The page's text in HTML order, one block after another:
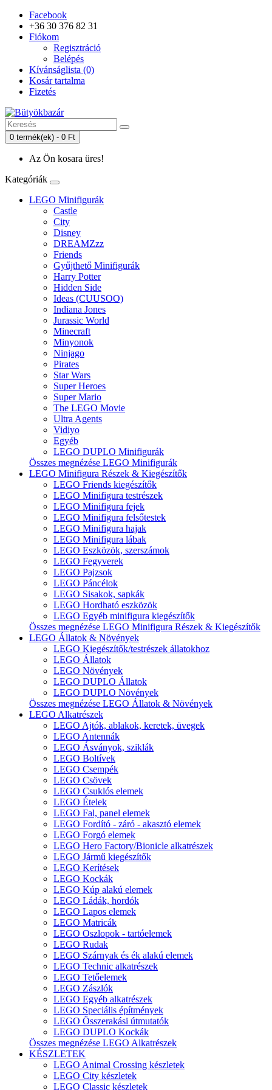
Facebook
+36 30 376 82 31
Fiókom
Regisztráció
Belépés
Kívánságlista (0)
Kosár tartalma
Fizetés
0 termék(ek) - 0 Ft
Az Ön kosara üres!
Kategóriák
LEGO Minifigurák
Castle
City
Disney
DREAMZzz
Friends
Gyűjthető Minifigurák
Harry Potter
Hidden Side
Ideas (CUUSOO)
Indiana Jones
Jurassic World
Minecraft
Minyonok
Ninjago
Pirates
Star Wars
Super Heroes
Super Mario
The LEGO Movie
Ultra Agents
Vidiyo
Egyéb
LEGO DUPLO Minifigurák
Összes megnézése LEGO Minifigurák
LEGO Minifigura Részek & Kiegészítők
LEGO Friends kiegészítők
LEGO Minifigura testrészek
LEGO Minifigura fejek
LEGO Minifigura felsőtestek
LEGO Minifigura hajak
LEGO Minifigura lábak
LEGO Eszközök, szerszámok
LEGO Fegyverek
LEGO Pajzsok
LEGO Páncélok
LEGO Sisakok, sapkák
LEGO Hordható eszközök
LEGO Egyéb minifigura kiegészítők
Összes megnézése LEGO Minifigura Részek & Kiegészítők
LEGO Állatok & Növények
LEGO Kiegészítők/testrészek állatokhoz
LEGO Állatok
LEGO Növények
LEGO DUPLO Állatok
LEGO DUPLO Növények
Összes megnézése LEGO Állatok & Növények
LEGO Alkatrészek
LEGO Ajtók, ablakok, keretek, üvegek
LEGO Antennák
LEGO Ásványok, sziklák
LEGO Boltívek
LEGO Csempék
LEGO Csövek
LEGO Csuklós elemek
LEGO Ételek
LEGO Fal, panel elemek
LEGO Fordító - záró - akasztó elemek
LEGO Forgó elemek
LEGO Hero Factory/Bionicle alkatrészek
LEGO Jármű kiegészítők
LEGO Kerítések
LEGO Kockák
LEGO Kúp alakú elemek
LEGO Ládák, hordók
LEGO Lapos elemek
LEGO Matricák
LEGO Oszlopok - tartóelemek
LEGO Rudak
LEGO Szárnyak és ék alakú elemek
LEGO Technic alkatrészek
LEGO Tetőelemek
LEGO Zászlók
LEGO Egyéb alkatrészek
LEGO Speciális építmények
LEGO Összerakási útmutatók
LEGO DUPLO Kockák
Összes megnézése LEGO Alkatrészek
KÉSZLETEK
LEGO Animal Crossing készletek
LEGO City készletek
LEGO Classic készletek